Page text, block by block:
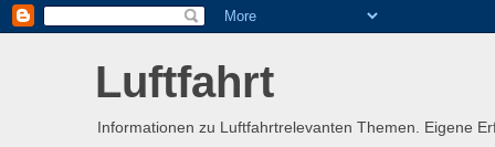
Luftfahrt
Informationen zu Luftfahrtrelevanten Themen. Eigene